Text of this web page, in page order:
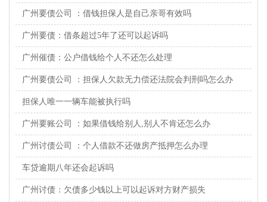
广州要债公司 ：借钱担保人是自己亲哥有效吗
广州要债：借条超过5年了还可以起诉吗
广州催债：公户借钱给个人不还怎么处理
广州要债公司 ：担保人欠款无力偿还法院会判刑吗怎么办
担保人唯一一辆车能被执行吗
广州要账公司 ：如果借钱给别人,别人不肯还怎么办
广州讨债公司 ：个人借款不还做房产抵押怎么办理
车贷逾期八年还会起诉吗
广州讨债：欠债多少钱以上可以起诉对方财产损失